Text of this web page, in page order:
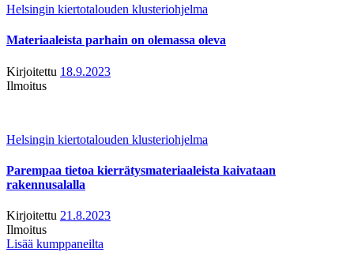
Helsingin kiertotalouden klusteriohjelma
Materiaaleista parhain on olemassa oleva
Kirjoitettu 18.9.2023
Ilmoitus
Helsingin kiertotalouden klusteriohjelma
Parempaa tietoa kierrätysmateriaaleista kaivataan
rakennusalalla
Kirjoitettu 21.8.2023
Ilmoitus
Lisää kumppaneilta